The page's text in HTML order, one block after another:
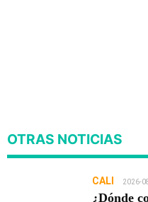
OTRAS NOTICIAS
CALI 2026-
¿Dónde